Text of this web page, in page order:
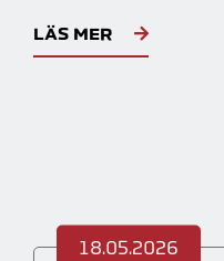
LÄS MER
18.05.2026